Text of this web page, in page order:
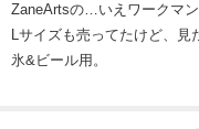
ZaneArtsの…いえワークマン
Lサイズも売ってたけど、見
氷&ビール用。